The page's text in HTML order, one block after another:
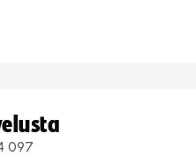
097